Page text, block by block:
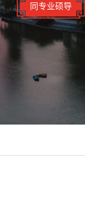
同专业硕导